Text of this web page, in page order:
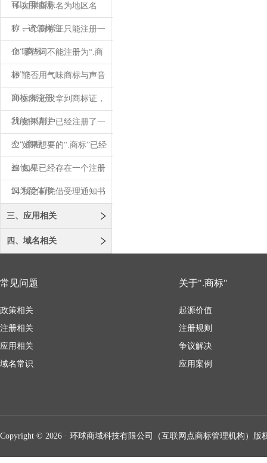
可以用地理
16 如果商标名为地区名
称，该怎样注
17 一个商标证只能注册一
个“.商标
18 哪些词不能注册为“.商
标”？
19 能否用气味商标与声音
商标来注册
20 如果还没拿到商标证，
我能申请注
21 如果用户已经注册了一
个“.商标
22 如果想要的“.商标”已经
被他人
23 如果已经存在一个注册
词为简体形
24 我之前凭借受理通知书
注册了“.
三、应用相关
四、域名相关
常见问题
政策相关
注册相关
应用相关
域名常识
关于".商标"
起源价值
注册规则
争议解决
应用案例
Copyright © 2026 · 环球商域科技有限公司（互联网点商标管理机构）版